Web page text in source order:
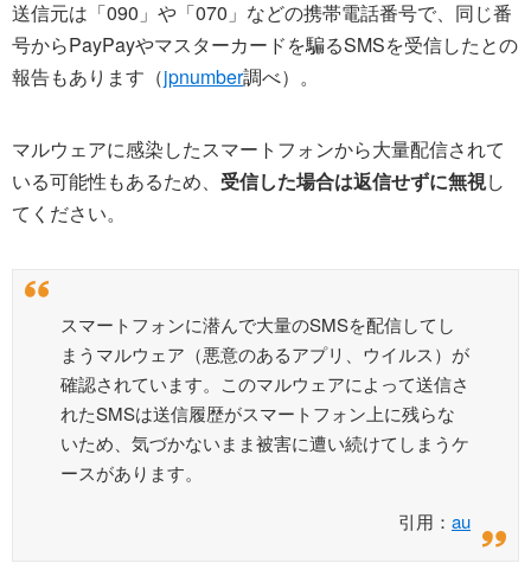
送信元は「090」や「070」などの携帯電話番号で、同じ番
号からPayPayやマスターカードを騙るSMSを受信したとの
報告もあります（jpnumber調べ）。
マルウェアに感染したスマートフォンから大量配信されて
いる可能性もあるため、 受信した場合は返信せずに無視し
てください。
スマートフォンに潜んで大量のSMSを配信してし
まうマルウェア（悪意のあるアプリ、ウイルス）が
確認されています。このマルウェアによって送信さ
れたSMSは送信履歴がスマートフォン上に残らな
いため、気づかないまま被害に遭い続けてしまうケ
ースがあります。
引用： au